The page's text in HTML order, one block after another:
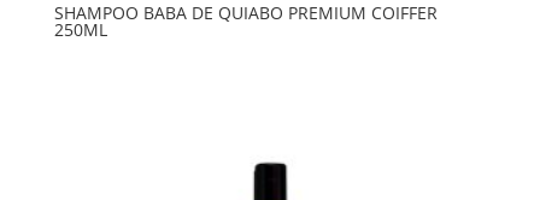
SHAMPOO BABA DE QUIABO PREMIUM COIFFER
250ML